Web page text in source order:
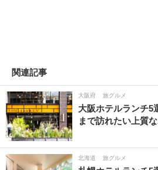
関連記事
大阪府 旅グルメ
大阪ホテルランチ5
まで訪れたい上質
北海道 旅グルメ